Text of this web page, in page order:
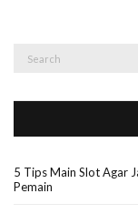
5 Tips Main Slot Agar
Pemain